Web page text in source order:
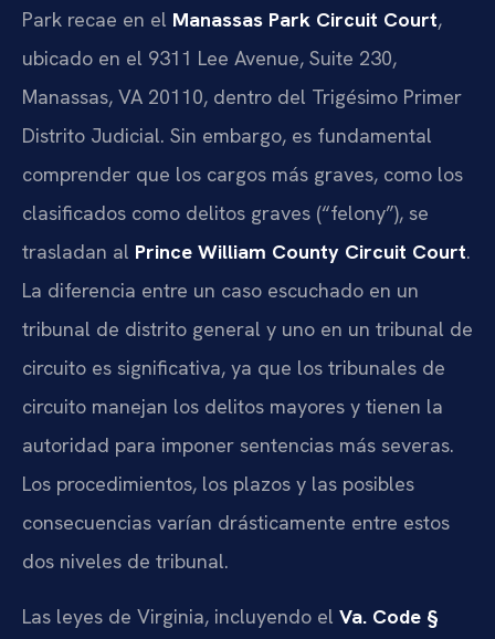
Park recae en el Manassas Park Circuit Court,
ubicado en el 9311 Lee Avenue, Suite 230,
Manassas, VA 20110, dentro del Trigésimo Primer
Distrito Judicial. Sin embargo, es fundamental
comprender que los cargos más graves, como los
clasificados como delitos graves (“felony”), se
trasladan al Prince William County Circuit Court.
La diferencia entre un caso escuchado en un
tribunal de distrito general y uno en un tribunal de
circuito es significativa, ya que los tribunales de
circuito manejan los delitos mayores y tienen la
autoridad para imponer sentencias más severas.
Los procedimientos, los plazos y las posibles
consecuencias varían drásticamente entre estos
dos niveles de tribunal.
Las leyes de Virginia, incluyendo el Va. Code §